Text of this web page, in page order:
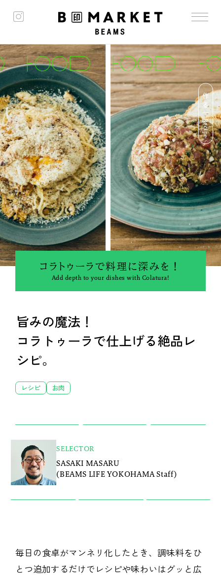
作る
Recipe
コラトゥーラで料理に深みを！
Add depth to your dishes with Colatura!
旨みの魔法！
コラトゥーラで仕上げる絶品レ
シピ。
レシピ お肉
SELECTOR
SASAKI MASARU
(BEAMS LIFE YOKOHAMA Staff)
毎日の食卓がマンネリ化したとき、調味料をひ
とつ追加するだけでレシピや味わいはグッと広
私の偏愛話、聞いていってくれませんか？
B印的太鼓判マップ
B印マーケットの食専門市場！
モノの本質が分かる、出合いのるつぼ